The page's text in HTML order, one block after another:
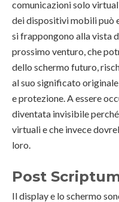
comunicazioni solo
dei dispositivi mobili può
si frappongono alla vista
prossimo venturo, che
dello schermo futuro,
al suo significato
e protezione. A essere
diventata invisibile
virtuali e che invece
loro.
Post
Il display e lo schermo